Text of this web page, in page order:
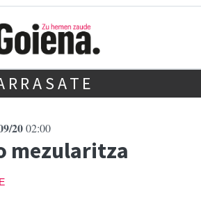
2002:00
mezularitza